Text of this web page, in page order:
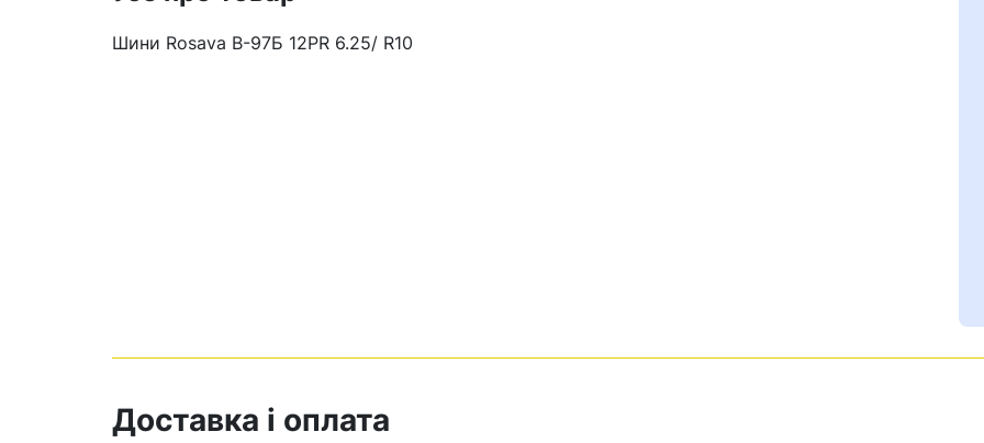
Кошик
Шини Rosava В-97Б 12PR 6.25/ R10
Доставка і оплата